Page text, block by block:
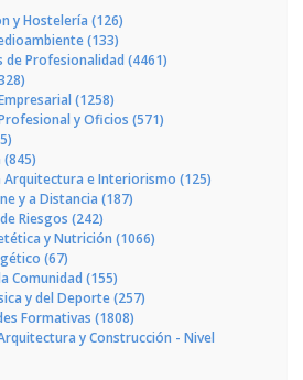
y Hostelería (126)
(133)
de Profesionalidad (4461)
(1258)
y Oficios (571)
Arquitectura e Interiorismo (125)
y a Distancia (187)
Riesgos (242)
y Nutrición (1066)
(67)
Comunidad (155)
y del Deporte (257)
Formativas (1808)
y Construcción - Nivel